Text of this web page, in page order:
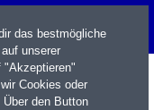
das bestmögliche
unserer
"Akzeptieren"
Cookies oder
Über den Button